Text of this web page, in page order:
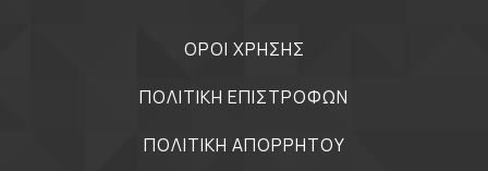
ΟΡΟΙ ΧΡΗΣΗΣ
ΠΟΛΙΤΙΚΗ ΕΠΙΣΤΡΟΦΩΝ
ΠΟΛΙΤΙΚΗ ΑΠΟΡΡΗΤΟΥ